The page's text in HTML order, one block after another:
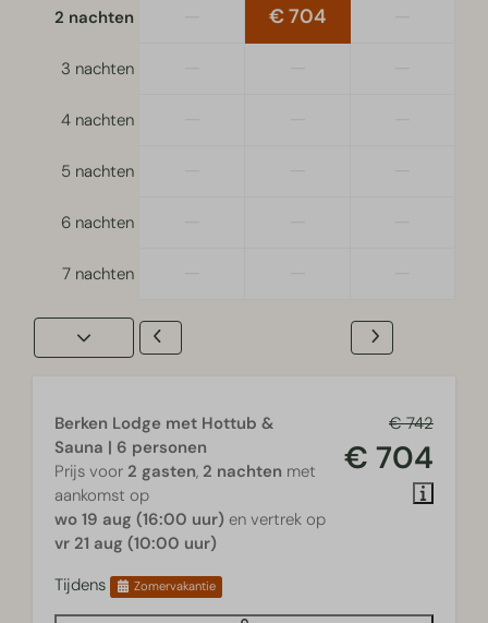
2 nachten € 704
3 nachten
4 nachten
5 nachten
6 nachten
7 nachten
€ 742
€ 704
Berken Lodge met Hottub &
Sauna | 6 personen
Prijs voor 2 gasten, 2 nachten met
aankomst op
wo 19 aug (16:00 uur) en vertrek op
vr 21 aug (10:00 uur)
Tijdens
Zomervakantie